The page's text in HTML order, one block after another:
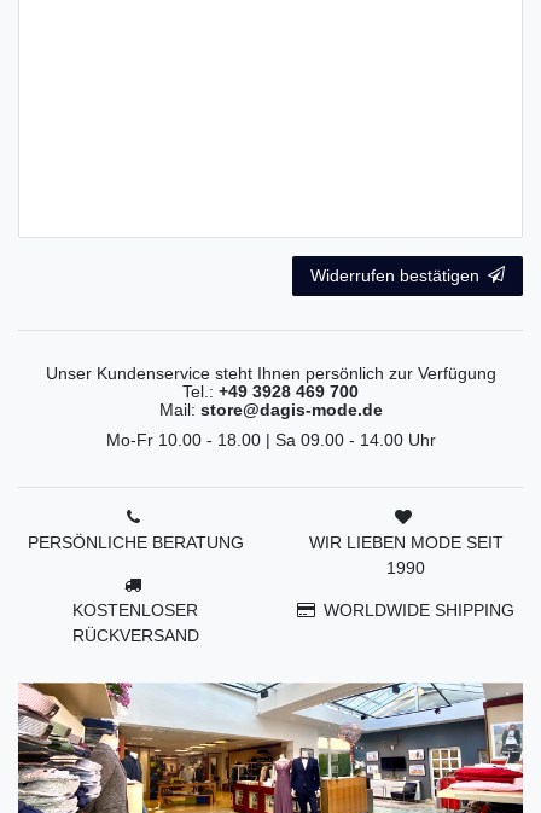
Widerrufen bestätigen
Unser Kundenservice steht Ihnen persönlich zur Verfügung
Tel.: +49 3928 469 700
Mail: store@dagis-mode.de
Mo-Fr 10.00 - 18.00 | Sa 09.00 - 14.00 Uhr
PERSÖNLICHE BERATUNG
KOSTENLOSER
RÜCKVERSAND
WIR LIEBEN MODE SEIT
1990
WORLDWIDE SHIPPING